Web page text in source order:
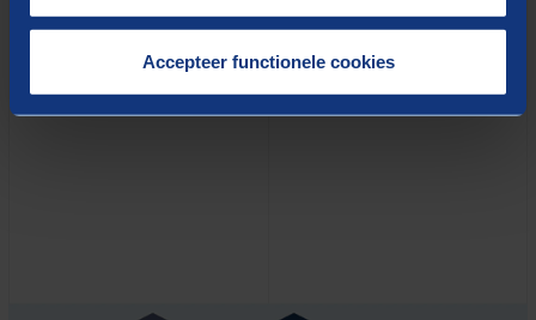
Accepteer functionele cookies
verbeterde) totaalproces in kaart te brengen. Op basis
daarvan is vervolgens te bezien of AI in een deelproces
kan worden ingevoerd en zo ja, hoe